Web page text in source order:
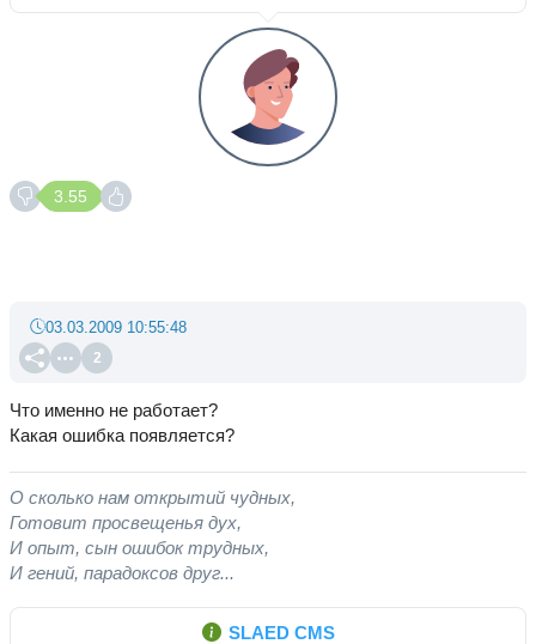
3.55
2
03.03.2009 10:55:48
Что именно не работает?
Какая ошибка появляется?
О сколько нам открытий чудных,
Готовит просвещенья дух,
И опыт, сын ошибок трудных,
И гений, парадоксов друг...
SLAED CMS